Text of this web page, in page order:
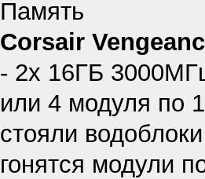
Память
Corsair
- 2x 16ГБ
или 4 модуля по
стояли водоблоки
гонятся модули